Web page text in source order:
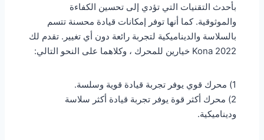
بأحدث التقنيات التي تؤدي إلى تحسين الكفاءة
والموثوقية. كما أنها توفر إمكانات قيادة محسنة تتسم
بالسلاسة والديناميكية لتجربة رائعة دون أي تغيير. تقدم لك
Kona 2022 خيارين للمحرك ، وكلاهما على النحو التالي:
1) محرك قوي يوفر تجربة قيادة قوية وسلسة.
2) محرك أكثر قوة يوفر تجربة قيادة أكثر سلاسة
وديناميكية.